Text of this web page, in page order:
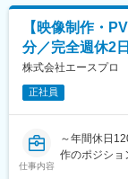
毎年「
施。成果をあ
＜産休・育休
女性はもちろ
ています。
女性の産休育
こうした取
Forbes
しました。
す。
【映像制作・
分／完全週休2
株式会社エースプロ
正社員
仕事内容
～年間休日
作のポジショ